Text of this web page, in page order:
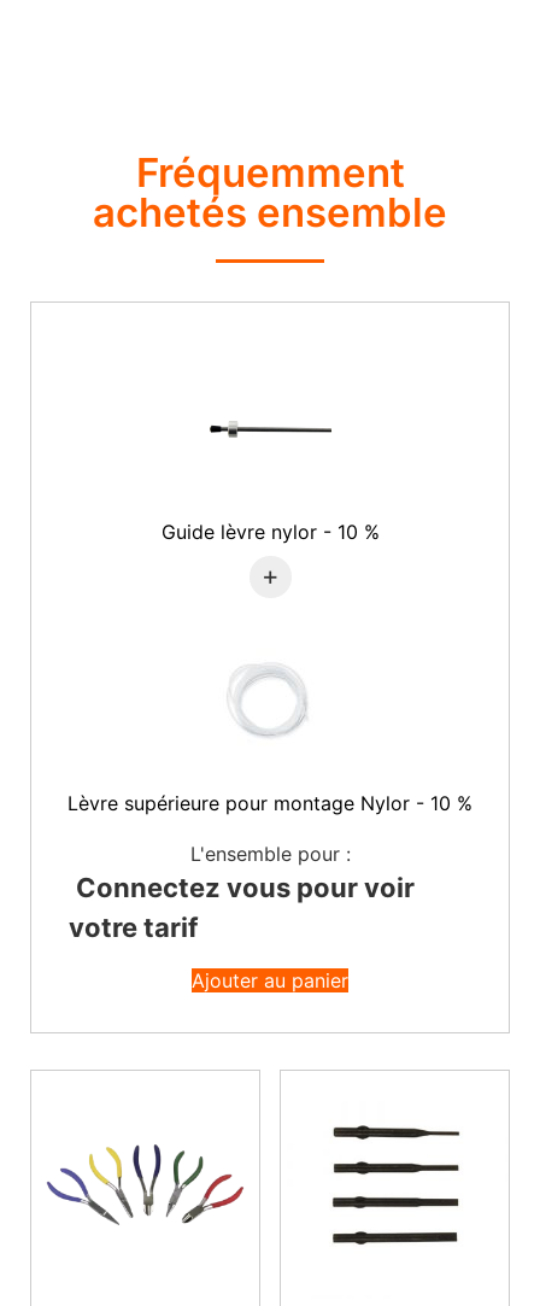
Fréquemment
achetés ensemble
Guide lèvre nylor - 10 %
+
Lèvre supérieure pour montage Nylor - 10 %
L'ensemble pour :
Connectez vous pour voir
votre tarif
Ajouter au panier